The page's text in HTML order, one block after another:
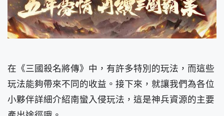
在《三國殺名將傳》中，有許多特別的玩法，而這些
玩法能夠帶來不同的收益。接下來，就讓我們為各位
小夥伴詳細介紹南蠻入侵玩法，這是神兵資源的主要